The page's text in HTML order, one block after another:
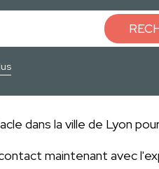
dans la ville de Lyon
maintenant avec